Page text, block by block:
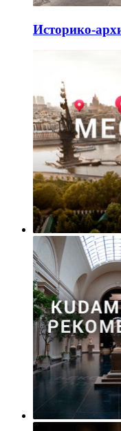
Историко-